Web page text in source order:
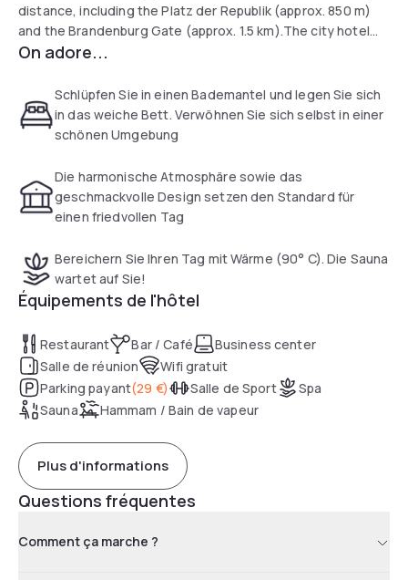
distance, including the Platz der Republik (approx. 850 m)
and the Brandenburg Gate (approx. 1.5 km).The city hotel
offers 339 air-conditioned and soundproofed rooms,
comfortable room facilities, you can benefit from a flat-
screen TV, safe, minibar, coffee and tea making facilities,
seating area and desk.
On adore...
Schlüpfen Sie in einen Bademantel und legen Sie sich
in das weiche Bett. Verwöhnen Sie sich selbst in einer
schönen Umgebung
Die harmonische Atmosphäre sowie das
geschmackvolle Design setzen den Standard für
einen friedvollen Tag
Bereichern Sie Ihren Tag mit Wärme (90° C). Die Sauna
wartet auf Sie!
Équipements de l'hôtel
Restaurant Bar / Café
Business center
Salle de réunion
Wifi gratuit
Parking payant(29 €) Salle de Sport
Spa
Sauna
Hammam / Bain de vapeur
Plus d'informations
Questions fréquentes
Comment ça marche ?